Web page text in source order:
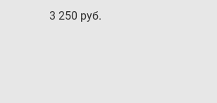
3 250 pуб.